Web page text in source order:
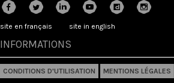
site en français site in english
INFORMATIONS
CONDITIONS D'UTILISATION MENTIONS LÉGALES